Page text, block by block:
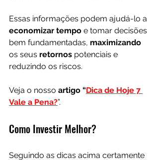
Essas informações podem ajudá-lo a
economizar tempo e tomar decisões
bem fundamentadas, maximizando
os seus retornos potenciais e
reduzindo os riscos.
Veja o nosso artigo “Dica de Hoje 7
Vale a Pena?”.
Como Investir Melhor?
Seguindo as dicas acima certamente